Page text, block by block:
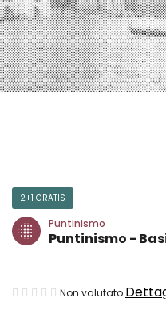
2+1 GRATIS
Puntinismo
Puntinismo -
La
Non valutato